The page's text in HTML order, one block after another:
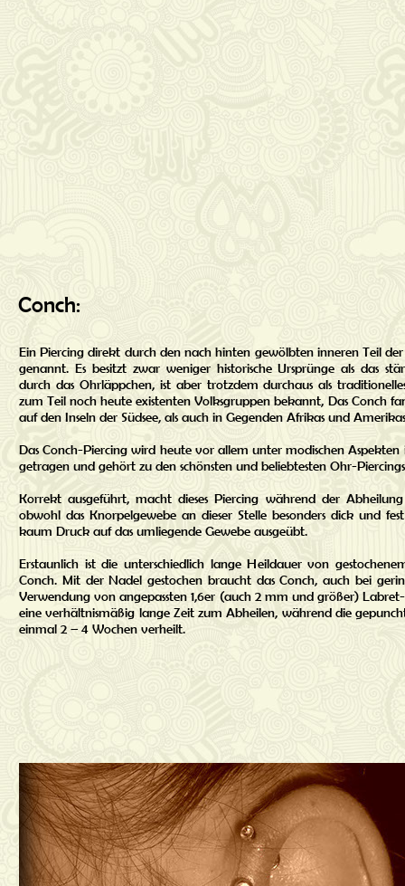
Conch:
Ein Piercing direkt durch den nach hinten gewölbten inneren Teil
genannt. Es besitzt zwar weniger historische Ursprünge als das
durch das Ohrläppchen, ist aber trotzdem durchaus als
zum Teil noch heute existenten Volksgruppen bekannt, Das Conch
auf den Inseln der Südsee, als auch in Gegenden Afrikas und
Das Conch-Piercing wird heute vor allem unter modischen Aspekten
getragen und gehört zu den schönsten und beliebtesten Ohr-
Korrekt ausgeführt, macht dieses Piercing während der
obwohl das Knorpelgewebe an dieser Stelle besonders dick und
kaum Druck auf das umliegende Gewebe ausgeübt.
Erstaunlich ist die unterschiedlich lange Heildauer von
Conch. Mit der Nadel gestochen braucht das Conch, auch bei
Verwendung von angepassten 1,6er (auch 2 mm und größer)
eine verhältnismäßig lange Zeit zum Abheilen, während die
einmal 2 – 4 Wochen verheilt.